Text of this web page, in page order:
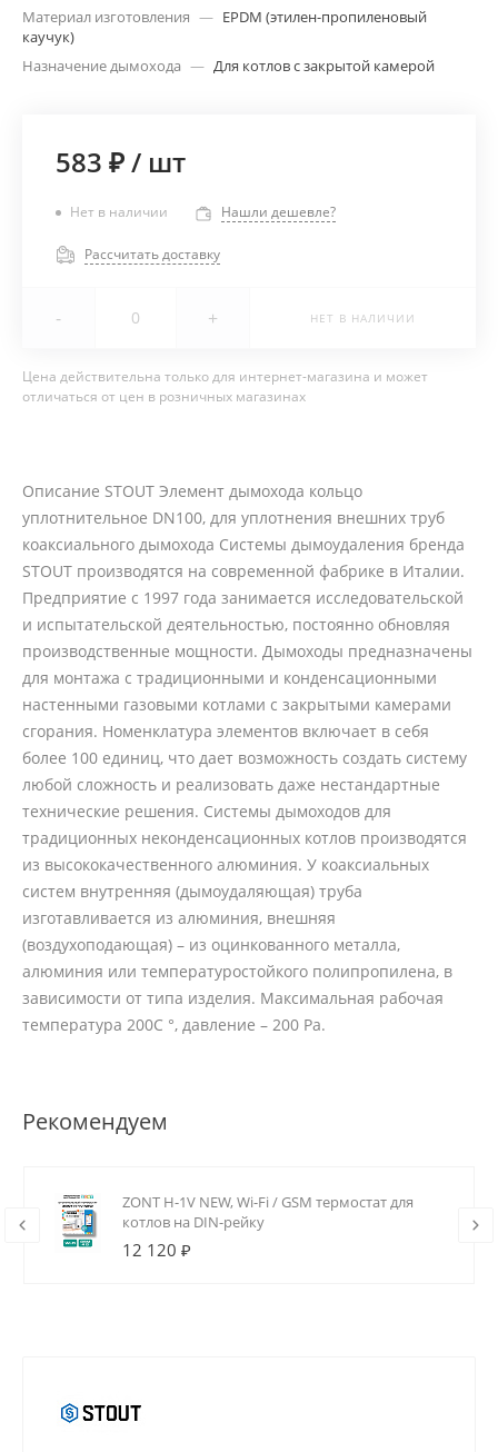
Материал изготовления — EPDM (этилен-пропиленовый
каучук)
Назначение дымохода — Для котлов с закрытой камерой
583 ₽/ шт
Нет в наличии Нашли дешевле?
Рассчитать доставку
- + НЕТ В НАЛИЧИИ
Цена действительна только для интернет-магазина и может
отличаться от цен в розничных магазинах
Описание STOUT Элемент дымохода кольцо
уплотнительное DN100, для уплотнения внешних труб
коаксиального дымохода Системы дымоудаления бренда
STOUT производятся на современной фабрике в Италии.
Предприятие с 1997 года занимается исследовательской
и испытательской деятельностью, постоянно обновляя
производственные мощности. Дымоходы предназначены
для монтажа с традиционными и конденсационными
настенными газовыми котлами с закрытыми камерами
сгорания. Номенклатура элементов включает в себя
более 100 единиц, что дает возможность создать систему
любой сложность и реализовать даже нестандартные
технические решения. Системы дымоходов для
традиционных неконденсационных котлов производятся
из высококачественного алюминия. У коаксиальных
систем внутренняя (дымоудаляющая) труба
изготавливается из алюминия, внешняя
(воздухоподающая) – из оцинкованного металла,
алюминия или температуростойкого полипропилена, в
зависимости от типа изделия. Максимальная рабочая
температура 200С °, давление – 200 Ра.
Рекомендуем
ZONT H-1V NEW, Wi-Fi / GSM термостат для
котлов на DIN-рейку
12 120 ₽